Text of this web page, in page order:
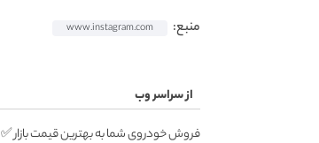
منبع: www.instagram.com
از سراسر وب
فروش خودروی شما به بهترین قیمت بازار ✅